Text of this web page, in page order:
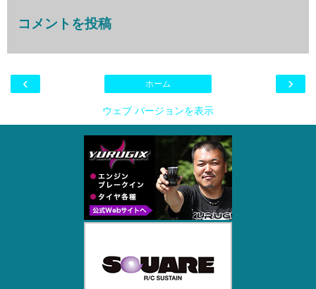
コメントを投稿
‹ ›
ホーム
ウェブ バージョンを表示